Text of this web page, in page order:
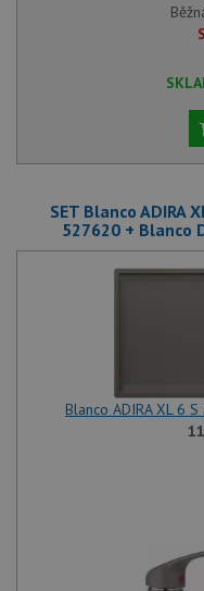
SET Blanco ADIRA
527620 + Blanco
Blanco ADIRA XL 6